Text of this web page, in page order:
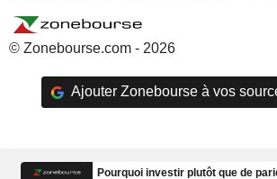
© Zonebourse.com - 2026
Ajouter Zonebourse à vos